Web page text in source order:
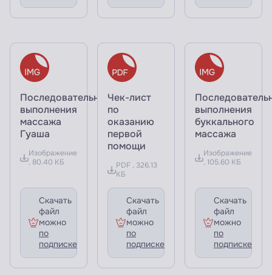
Последовательность
выполнения
массажа
Гуаша
Изображение
, 80.40 КБ
Скачать
файл
можно
по
подписке
Чек-лист
по
оказанию
первой
помощи
PDF , 326.13
КБ
Скачать
файл
можно
по
подписке
выполнения
буккального
массажа
Изображение
, 105.60 КБ
Скачать
файл
можно
по
подписке